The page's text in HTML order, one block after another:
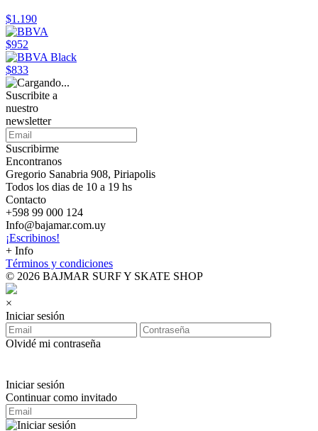
$1.190
$952
$833
Suscribite a
nuestro
newsletter
Suscribirme
Encontranos
Gregorio Sanabria 908, Piriapolis
Todos los dias de 10 a 19 hs
Contacto
+598 99 000 124
Info@bajamar.com.uy
¡Escribinos!
+ Info
Términos y condiciones
© 2026 BAJMAR SURF Y SKATE SHOP
×
Iniciar sesión
Olvidé mi contraseña
Iniciar sesión
Continuar como invitado